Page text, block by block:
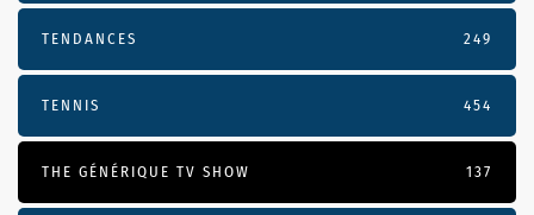
TENDANCES 249
TENNIS 454
THE GÉNÉRIQUE TV SHOW 137